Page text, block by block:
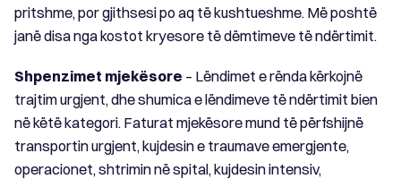
pritshme, por gjithsesi po aq të kushtueshme. Më poshtë
janë disa nga kostot kryesore të dëmtimeve të ndërtimit.
Shpenzimet mjekësore – Lëndimet e rënda kërkojnë
trajtim urgjent, dhe shumica e lëndimeve të ndërtimit bien
në këtë kategori. Faturat mjekësore mund të përfshijnë
transportin urgjent, kujdesin e traumave emergjente,
operacionet, shtrimin në spital, kujdesin intensiv,